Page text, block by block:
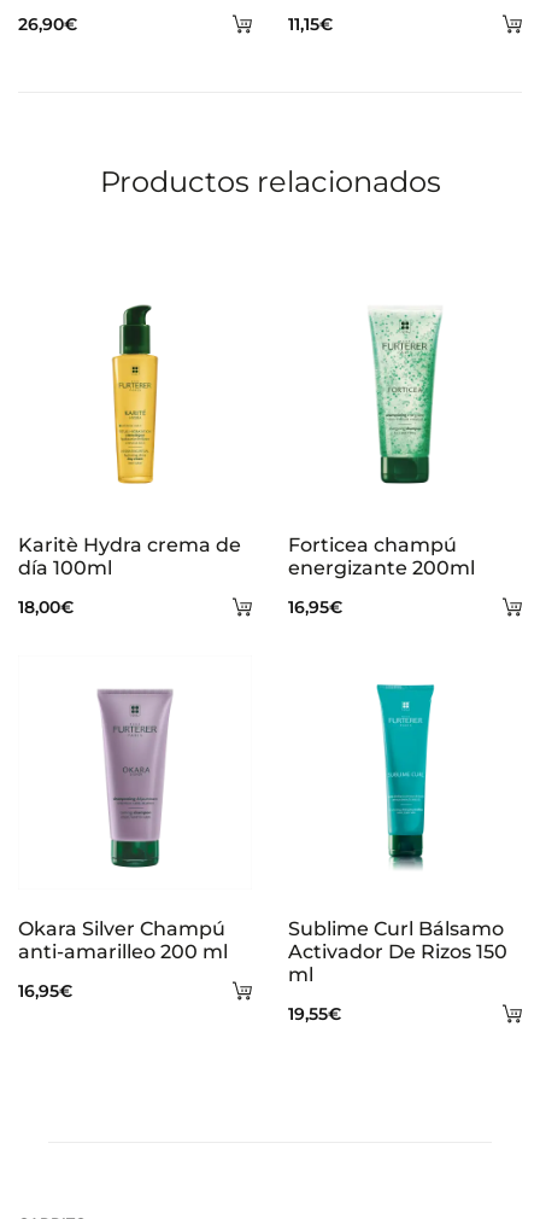
Añadir
26,90€ 11,15€
Productos relacionados
Añadir
Karitè Hydra crema de
día 100ml
18,00€
Forticea champú
energizante 200ml
16,95€
Añadir
Okara Silver Champú
anti-amarilleo 200 ml
16,95€
Sublime Curl Bálsamo
Activador De Rizos 150
ml
19,55€